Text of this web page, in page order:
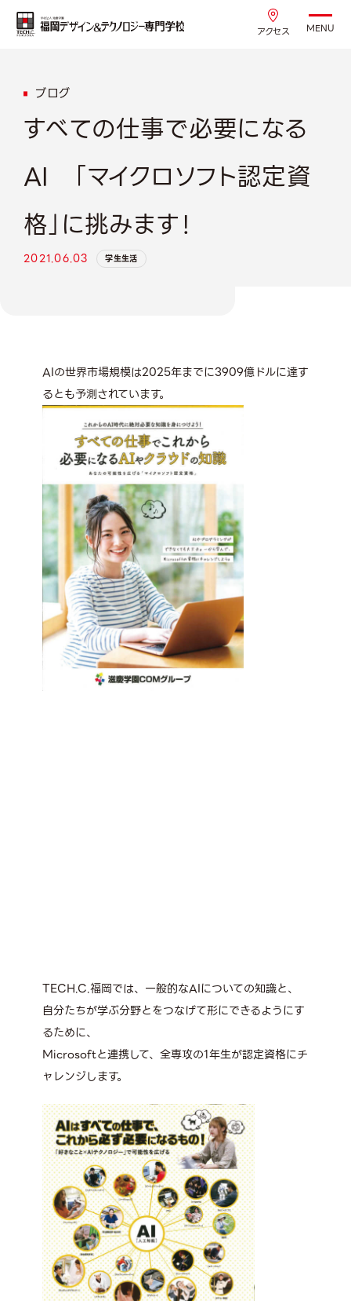
アクセス MENU
ブログ
すべての仕事で必要になる
AI 「マイクロソフト認定資
格」に挑みます！
2021.06.03 学生生活
AIの世界市場規模は2025年までに3909億ドルに達す
るとも予測されています。
TECH.C.福岡では、一般的なAIについての知識と、
自分たちが学ぶ分野とをつなげて形にできるようにす
るために、
Microsoftと連携して、全専攻の1年生が認定資格にチ
ャレンジします。